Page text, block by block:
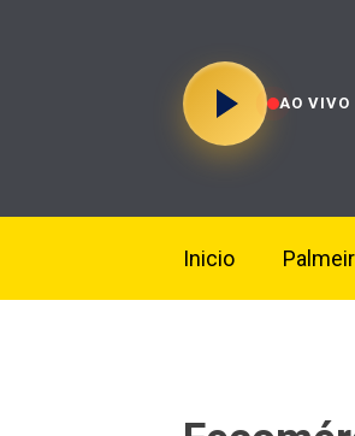
AO VIVO
Inicio